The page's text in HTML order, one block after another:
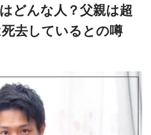
どんな人？父親は超
去しているとの噂